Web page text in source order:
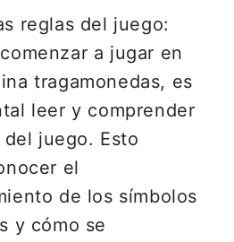
reglas del juego:
a jugar en
tragamonedas, es
leer y comprender
del juego. Esto
el
de los símbolos
y cómo se